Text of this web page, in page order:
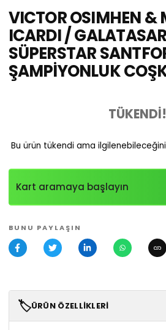
VICTOR OSIMHEN &
ICARDI /
SÜPERSTAR
ŞAMPİYONLUK
TÜKENDİ!
Bu ürün tükendi ama
Kart aramaya başlayın
BUNU PAYLAŞIN
🏷️ÜRÜN ÖZELLIKLERI